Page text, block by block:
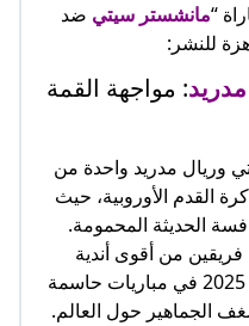
“مانشستر سيتي ضد
للنشر:
: مواجهة القمة
وريال مدريد واحدة من
القدم الأوروبية، حيث
الحديثة المحمومة.
فريقين من أقوى أندية
العالم، وهما يلتقيان في الموسم 2025 في مباريات حاسمة
الجماهير حول العالم.